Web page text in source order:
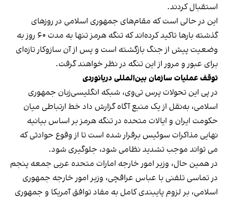
استقبال کردند.
این در حالی است که مقام‌های جمهوری اسلامی در روزهای
گذشته بارها تاکید کرده‌اند که تنگه هرمز تنها به مدت ۶۰ روز به
وضعیت پیش از جنگ بازگشته است و پس از آن سازوکار تازه‌ای
برای عبور و مرور از این تنگه در نظر خواهند گرفت.
توقف عملیات سازمان بین‌المللی دریانوردی
در پی این تحولات پرس تی‌وی، شبکه انگلیسی‌زبان جمهوری
اسلامی، به‌نقل از یک منبع آگاه گزارش داد خط ارتباطی میان
حکومت ایران و ایالات متحده در تنگه هرمز بر اساس بیانیه
نهایی مذاکرات سوئیس برقرار شده است تا از وقوع حوادثی که
می تواند موجب تشدید نظامی شود، جلوگیری شود.
در همین حال، وزیر امور خارجه امارات متحده عربی جمعه پنجم
در تماسی تلفنی با عباس عراقچی، وزیر امور خارجه جمهوری
اسلامی، بر لزوم پایبندی کامل به مفاد توافق آمریکا و جمهوری